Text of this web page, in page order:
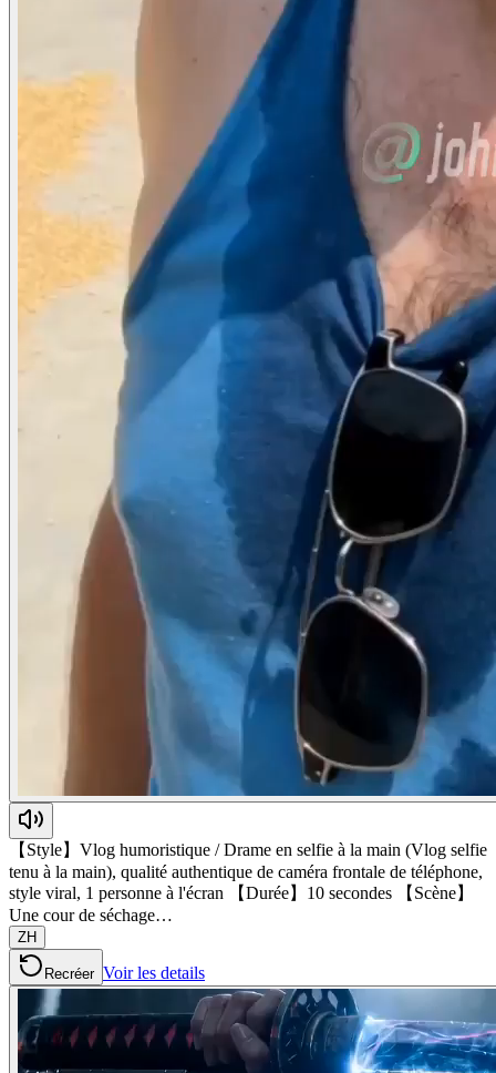
【Style】Vlog humoristique / Drame en selfie à la main (Vlog selfie
tenu à la main), qualité authentique de caméra frontale de téléphone,
style viral, 1 personne à l'écran 【Durée】10 secondes 【Scène】
Une cour de séchage…
ZH
Recréer Voir les details